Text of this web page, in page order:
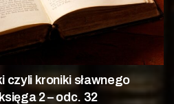
czyli kroniki sławnego
2 – odc. 32